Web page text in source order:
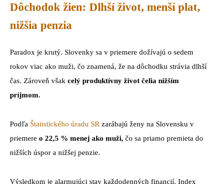
Dôchodok žien: Dlhší život, menší plat,
nižšia penzia
Paradox je krutý. Slovenky sa v priemere dožívajú o sedem
rokov viac ako muži, čo znamená, že na dôchodku strávia dlhší
čas. Zároveň však celý produktívny život čelia nižším
príjmom.
Podľa Štatistického úradu SR zarábajú ženy na Slovensku v
priemere o 22,5 % menej ako muži, čo sa priamo premieta do
nižších úspor a nižšej penzie.
Výsledkom je alarmujúci stav každodenných financií. Index